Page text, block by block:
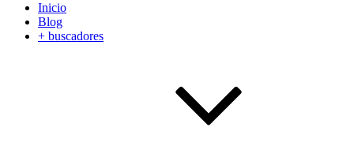
Inicio
Blog
+ buscadores